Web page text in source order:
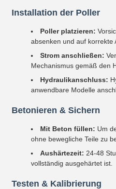
Installation der Poller
Poller platzieren:
absenken und auf korrekte
Strom anschließen:
Mechanismus gemäß den
Hydraulikanschluss:
anwendbare Modelle
Betonieren & Sichern
Mit Beton füllen: Um
ohne bewegliche Teile zu
Aushärtezeit: 24-48
vollständig ausgehärtet ist.
Testen & Kalibrierung